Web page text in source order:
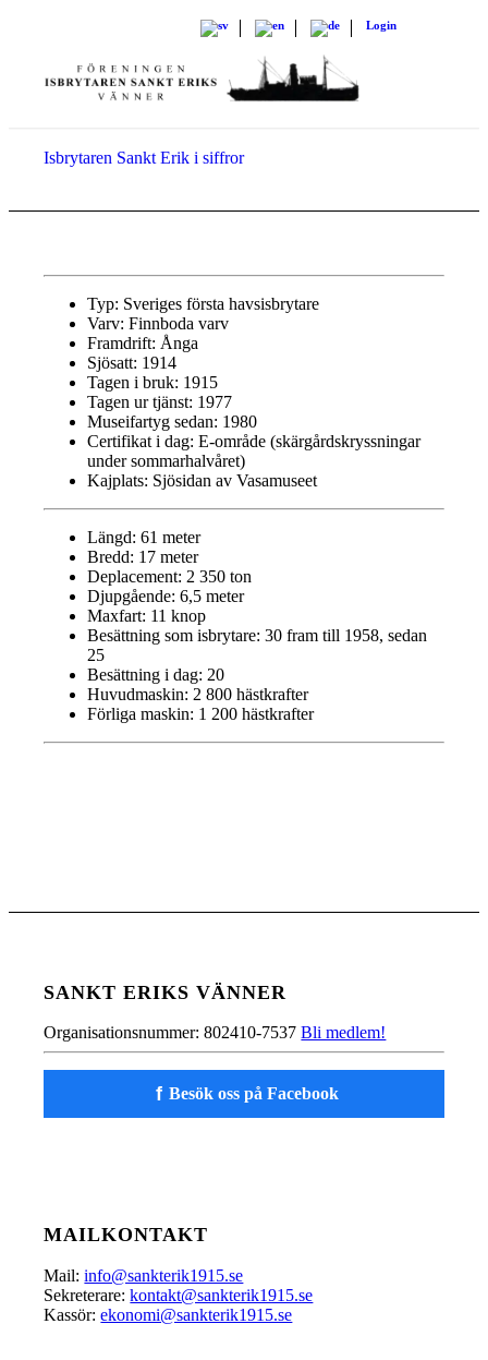
Login
Isbrytaren Sankt Erik i siffror
Typ: Sveriges första havsisbrytare
Varv: Finnboda varv
Framdrift: Ånga
Sjösatt: 1914
Tagen i bruk: 1915
Tagen ur tjänst: 1977
Museifartyg sedan: 1980
Certifikat i dag: E-område (skärgårdskryssningar
under sommarhalvåret)
Kajplats: Sjösidan av Vasamuseet
Längd: 61 meter
Bredd: 17 meter
Deplacement: 2 350 ton
Djupgående: 6,5 meter
Maxfart: 11 knop
Besättning som isbrytare: 30 fram till 1958, sedan
25
Besättning i dag: 20
Huvudmaskin: 2 800 hästkrafter
Förliga maskin: 1 200 hästkrafter
SANKT ERIKS VÄNNER
Organisationsnummer: 802410-7537Bli medlem!
f Besök oss på Facebook
MAILKONTAKT
Mail:info@sankterik1915.se
Sekreterare:kontakt@sankterik1915.se
Kassör:ekonomi@sankterik1915.se